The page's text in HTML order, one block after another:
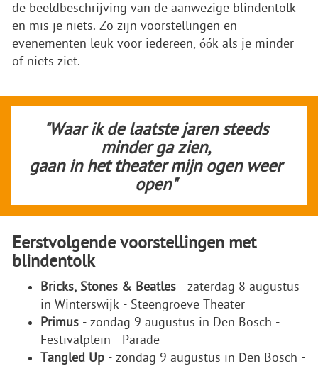
de beeldbeschrijving van de aanwezige blindentolk
en mis je niets. Zo zijn voorstellingen en
evenementen leuk voor iedereen, óók als je minder
of niets ziet.
"Waar ik de laatste jaren steeds
minder ga zien,
gaan in het theater mijn ogen weer
open"
Eerstvolgende voorstellingen met
blindentolk
Bricks, Stones & Beatles - zaterdag 8 augustus
in Winterswijk - Steengroeve Theater
Primus - zondag 9 augustus in Den Bosch -
Festivalplein - Parade
Tangled Up - zondag 9 augustus in Den Bosch -